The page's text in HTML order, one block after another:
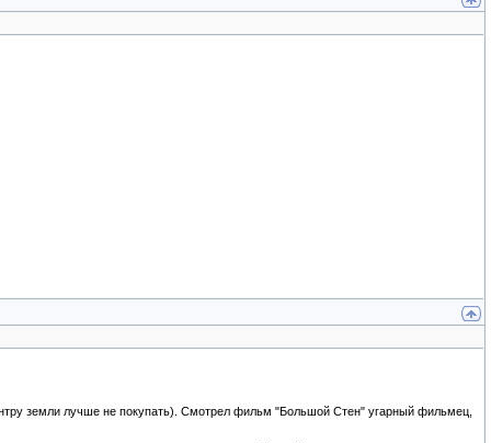
земли лучше не покупать). Смотрел фильм "Большой Стен" угарный фильмец,